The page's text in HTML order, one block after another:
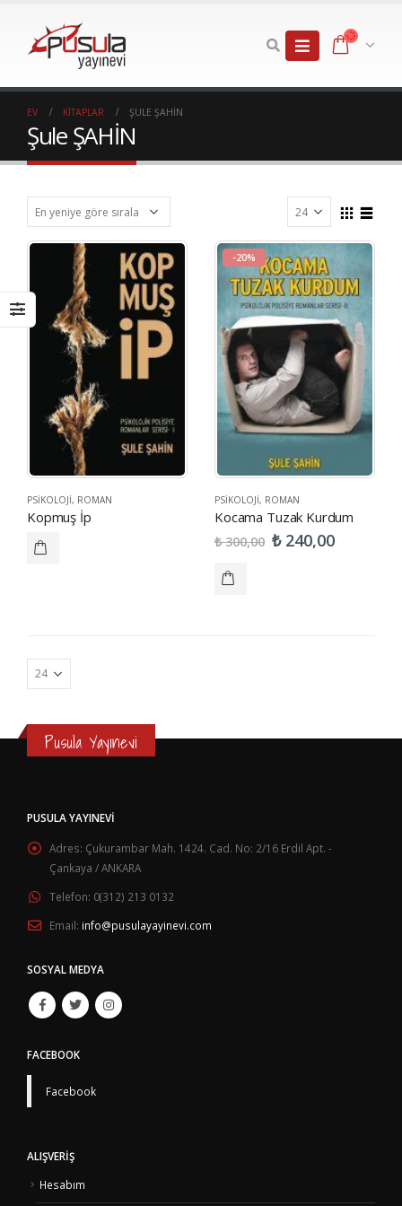
EV KITAPLAR ŞULE ŞAHİN
Şule ŞAHİN
PSIKOLOJI, ROMAN
Kopmuş İp
-20%
PSIKOLOJI, ROMAN
Kocama Tuzak Kurdum
₺300,00 ₺240,00
Pusula Yayınevi
PUSULA YAYINEVI
Adres: Çukurambar Mah. 1424. Cad. No: 2/16 Erdil Apt. -
Çankaya / ANKARA
Telefon: 0(312) 213 0132
Email: info@pusulayayinevi.com
SOSYAL MEDYA
FACEBOOK
Facebook
ALIŞVERIŞ
Hesabım